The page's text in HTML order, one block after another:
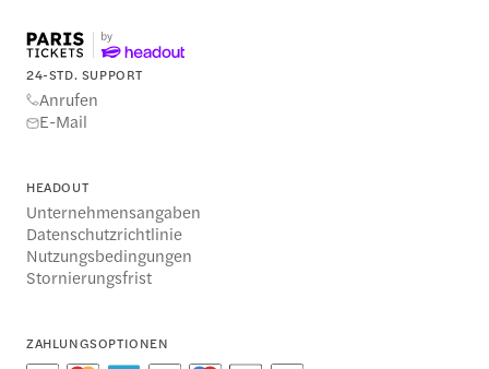
24-STD. SUPPORT
Anrufen
E-Mail
HEADOUT
Unternehmensangaben
Datenschutzrichtlinie
Nutzungsbedingungen
Stornierungsfrist
ZAHLUNGSOPTIONEN